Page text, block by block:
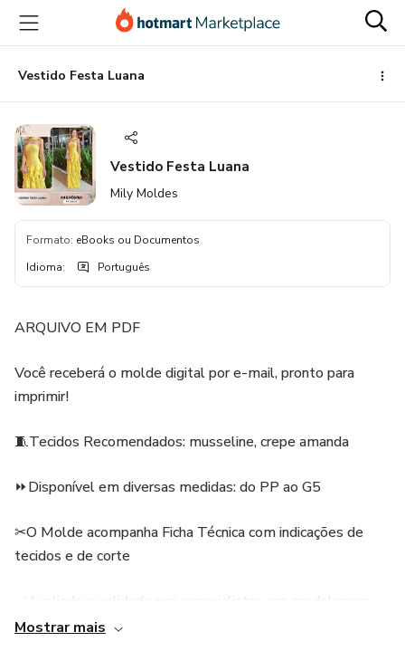
para
conteúdo
principal
para
pagamento
para
rodapé
Vestido Festa Luana
Vestido Festa Luana
Mily Moldes
Formato: eBooks ou Documentos
Idioma: Português
ARQUIVO EM PDF
Você receberá o molde digital por e-mail, pronto para
imprimir!
🧵Tecidos Recomendados: musseline, crepe amanda
⏩Disponível em diversas medidas: do PP ao G5
✂O Molde acompanha Ficha Técnica com indicações de
tecidos e de corte
✅Avaliado e validado por especialistas em modelagem
Mostrar mais